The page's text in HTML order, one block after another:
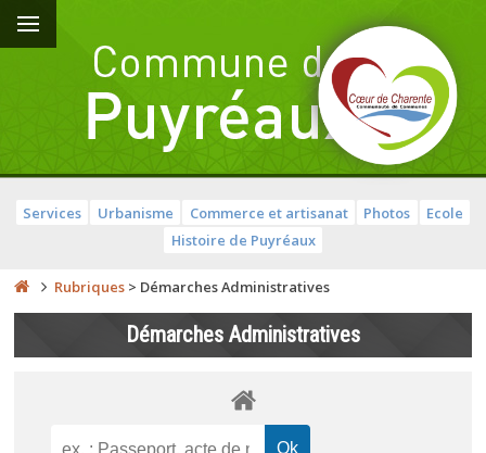
Services Urbanisme Commerce et artisanat Photos
Ecole
Histoire de Puyréaux
Rubriques > Démarches Administratives
Démarches Administratives